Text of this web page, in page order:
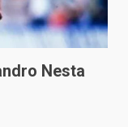
Nesta